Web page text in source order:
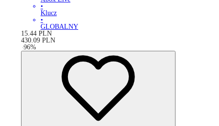
•
Klucz
•
GLOBALNY
15.44 PLN
430.09 PLN
-96%